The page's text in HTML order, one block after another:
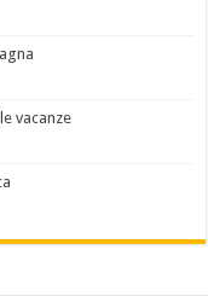
vacanze